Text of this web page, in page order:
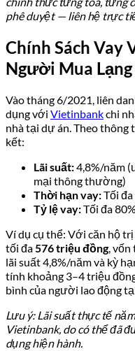
phê duyệt — liên hệ trực
Chính Sách Vay
Người Mua
Vào tháng 6/2021, liên
dụng với Vietinbankchi
nhà tại dự án. Theo
kết:
Lãi suất:4,8%/năm
mại thông thường)
Thời hạn vay:Tối
Tỷ lệ vay:Tối đa
Ví dụ cụ thể: Với căn hộ
tối đa576 triệu đồng, vốn
lãi suất 4,8%/năm và kỳ
tính khoảng 3–4 triệu
bình của người lao động
Lưu ý: Lãi suất thực tế
Vietinbank, do có thể đã
dụng hiện hành.